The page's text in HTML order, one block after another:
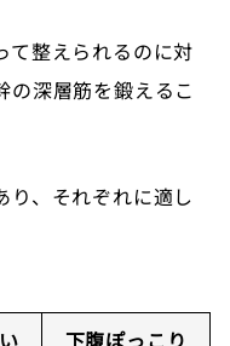
て整えられるのに対
の深層筋を鍛えるこ
り、それぞれに適し